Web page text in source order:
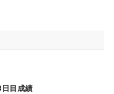
国）も、それぞれキャ
。
、渋野は2019年「AIG
以来となる通算2勝
目成績